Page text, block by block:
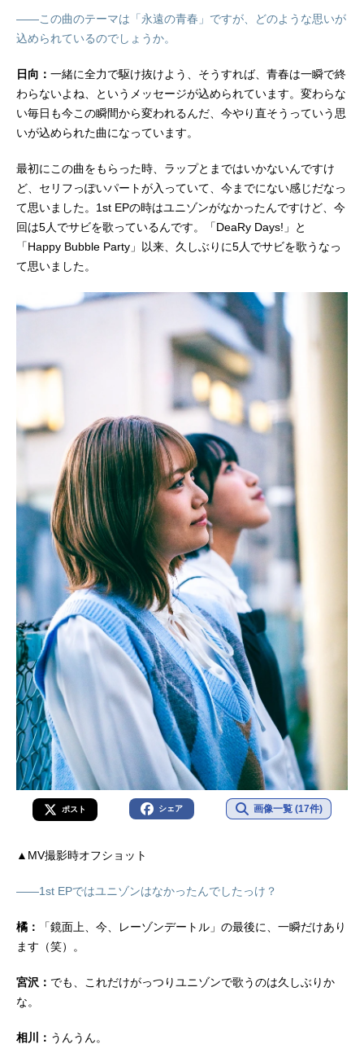
――この曲のテーマは「永遠の青春」ですが、どのような思いが
込められているのでしょうか。
日向： 一緒に全力で駆け抜けよう、そうすれば、青春は一瞬で終
わらないよね、というメッセージが込められています。変わらな
い毎日も今この瞬間から変われるんだ、今やり直そうっていう思
いが込められた曲になっています。
最初にこの曲をもらった時、ラップとまではいかないんですけ
ど、セリフっぽいパートが入っていて、今までにない感じだなっ
て思いました。1st EPの時はユニゾンがなかったんですけど、今
回は5人でサビを歌っているんです。「DeaRy Days!」と
「Happy Bubble Party」以来、久しぶりに5人でサビを歌うなっ
て思いました。
ポスト シェア 画像一覧 (17件)
▲MV撮影時オフショット
――1st EPではユニゾンはなかったんでしたっけ？
橘：
「鏡面上、今、レーゾンデートル」の最後に、一瞬だけあり
ます（笑）。
宮沢： でも、これだけがっつりユニゾンで歌うのは久しぶりか
な。
相川： うんうん。